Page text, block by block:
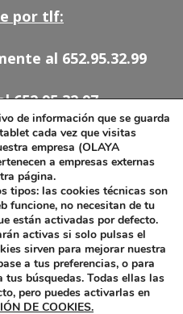
por tlf:
al 652.95.32.99
652.95.32.97
Legal
Cookies
de información que se guarda
cada vez que visitas
empresa (OLAYA
a empresas externas
página.
tipos: las cookies técnicas son
funcione, no necesitan de tu
están activadas por defecto.
activas si solo pulsas el
sirven para mejorar nuestra
a tus preferencias, o para
búsquedas. Todas ellas las
pero puedes activarlas en
DE COOKIES.